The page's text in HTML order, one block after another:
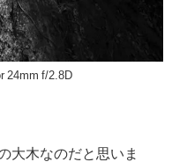
24mm f/2.8D
大木なのだと思いま